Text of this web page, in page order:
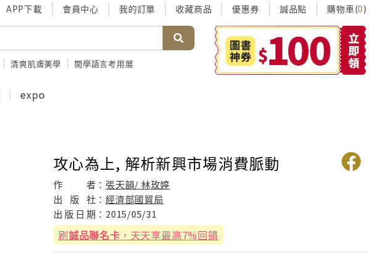
APP下載 會員中心 我的訂單 收藏商品 優惠券 誠品點 購物車(0)
清爽肌膚美學 開學語言考用展
expo
攻心為上, 解析新興市場消費脈動
作 者： 張天韻/ 林玫婷
出
版 社：經濟部國貿局
出 版 日 期： 2015/05/31
刷誠品聯名卡 ，天天享最高7%回饋